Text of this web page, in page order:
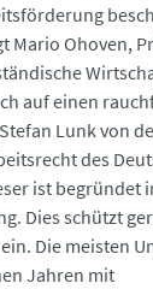
Mario Ohoven,
auf einen
Lunk von
des
ist begründet
Dies schützt
Die meisten
Jahren mit